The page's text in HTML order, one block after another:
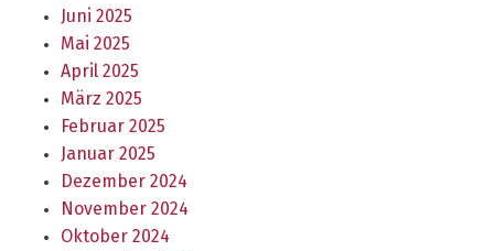
Juni 2025
Mai 2025
April 2025
März 2025
Februar 2025
Januar 2025
Dezember 2024
November 2024
Oktober 2024